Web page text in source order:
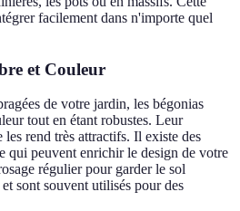
facilement dans n'importe quel
et Couleur
de votre jardin, les bégonias
tout en étant robustes. Leur
les rend très attractifs. Il existe des
qui peuvent enrichir le design de votre
régulier pour garder le sol
sont souvent utilisés pour des